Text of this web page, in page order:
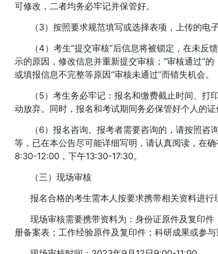
可修改，二者均务必牢记并保管好。
（3）按照要求规范填写或选择表项，上传的
（4）考生“提交审核”后信息将被锁定，在未
示的原因，修改信息并重新提交审核；“审核通过”
或填报信息不完整等原因“审核未通过”而错失机会。
（5）考生务必牢记：报名和缴费截止时间、
动放弃。同时，报名和考试期间务必保管好个人的
（6）报名咨询。报考者需要咨询的，请按照
等，已在本公告尽可能详细写明，请认真阅读，在
8:30-12:00，下午13:30-17:30。
（三）现场审核
报名合格的考生需本人按要求携带相关资料进
现场审核需要携带资料为：身份证原件及复印
册备案表；工作经验原件及复印件；科研成果或参